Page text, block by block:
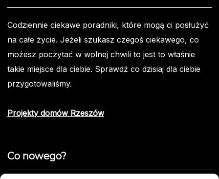
Codziennie ciekawe poradniki, które mogą ci posłużyć
na całe życie. Jeżeli szukasz czegoś ciekawego, co
możesz poczytać w wolnej chwili to jest to właśnie
takie miejsce dla ciebie. Sprawdź co dzisiaj dla ciebie
przygotowaliśmy.
Projekty domów Rzeszów
Co nowego?